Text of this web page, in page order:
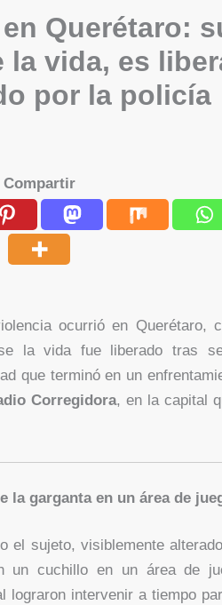
Querétaro:
la vida, es
por la policía
Compartir
ocurrió en Querétaro,
la vida fue liberado tras
que terminó en un
Corregidora, en la capital
la garganta en un área de
el sujeto, visiblemente
un cuchillo en un área de
lograron intervenir a tiempo